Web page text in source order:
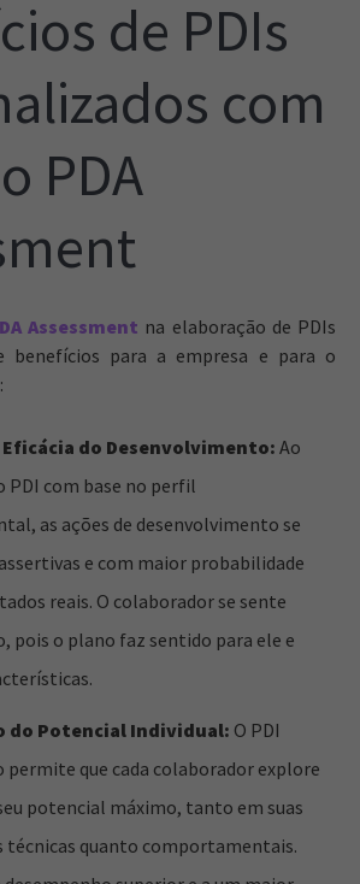
de PDIs
com
PDA
Assessment na elaboração de PDIs
benefícios para a empresa e para o
do Desenvolvimento: Ao
PDI com base no perfil
as ações de desenvolvimento se
e com maior probabilidade
reais. O colaborador se sente
pois o plano faz sentido para ele e
do Potencial Individual: O PDI
permite que cada colaborador explore
potencial máximo, tanto em suas
técnicas quanto comportamentais.